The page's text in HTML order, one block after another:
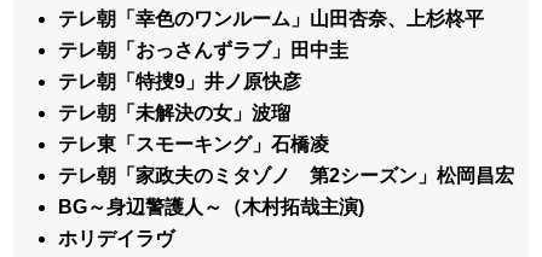
テレ朝「幸色のワンルーム」山田杏奈、上杉柊平
テレ朝「おっさんずラブ」田中圭
テレ朝「特捜9」井ノ原快彦
テレ朝「未解決の女」波瑠
テレ東「スモーキング」石橋凌
テレ朝「家政夫のミタゾノ 第2シーズン」松岡昌宏
BG～身辺警護人～（木村拓哉主演)
ホリデイラヴ